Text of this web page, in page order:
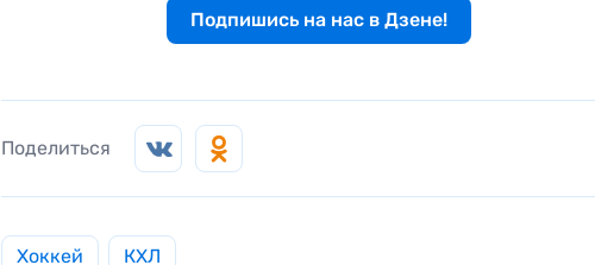
Подпишись на нас в Дзене!
Поделиться
Хоккей КХЛ